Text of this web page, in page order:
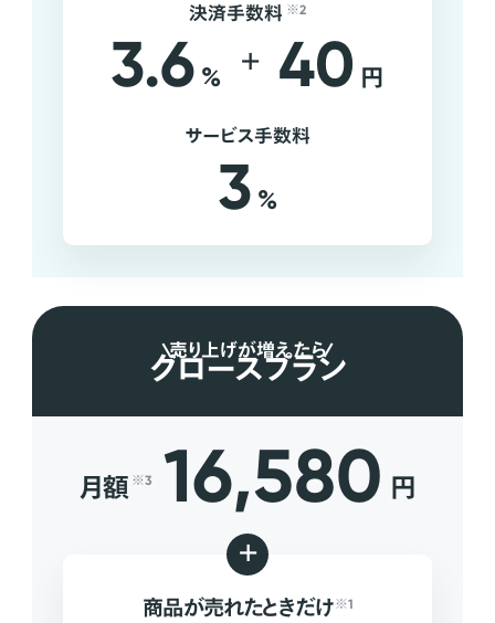
決済手数料 ※2
3.6 % + 40 円
サービス手数料
3 %
売り上げが増えたら
グロースプラン
月額 ※3 16,580 円
+
商品が売れたときだけ ※1